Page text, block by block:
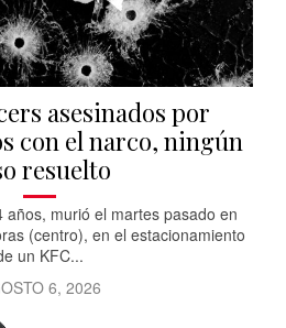
asesinados por
con el narco, ningún
resuelto
años, murió el martes pasado en
(centro), en el estacionamiento
un KFC...
6, 2026